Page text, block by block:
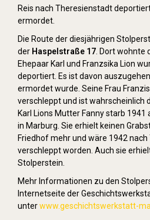
Reis nach Theresienstadt
ermordet.
Die Route der diesjährigen
der Haspelstraße 17 . Dort wohnte
Ehepaar Karl und Franzsika Lion
deportiert. Es ist davon
ermordet wurde. Seine Frau
verschleppt und ist wahrscheinlich
Karl Lions Mutter Fanny starb
in Marburg. Sie erhielt keinen
Friedhof mehr und wäre 1942
verschleppt worden. Auch sie
Stolperstein.
Mehr Informationen zu den
Internetseite der
unterwww.geschichtswerkstatt-